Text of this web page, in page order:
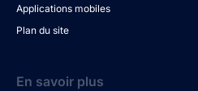
Applications mobiles
Plan du site
En savoir plus